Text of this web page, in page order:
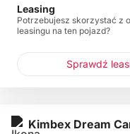
Kimbex Dream
Leasing
Potrzebujesz skorzystać z
leasingu na ten pojazd?
Sprawdź